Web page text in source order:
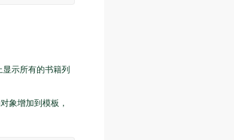
示所有的书籍列
象增加到模板，